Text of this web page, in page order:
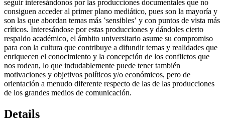
seguir interesándonos por las producciones documentales que no
consiguen acceder al primer plano mediático, pues son la mayoría y
son las que abordan temas más ʽsensiblesʼ y con puntos de vista más
críticos. Interesándose por estas producciones y dándoles cierto
respaldo académico, el ámbito universitario asume su compromiso
para con la cultura que contribuye a difundir temas y realidades que
enriquecen el conocimiento y la concepción de los conflictos que
nos rodean, lo que indudablemente puede tener también
motivaciones y objetivos políticos y/o económicos, pero de
orientación a menudo diferente respecto de las de las producciones
de los grandes medios de comunicación.
Details